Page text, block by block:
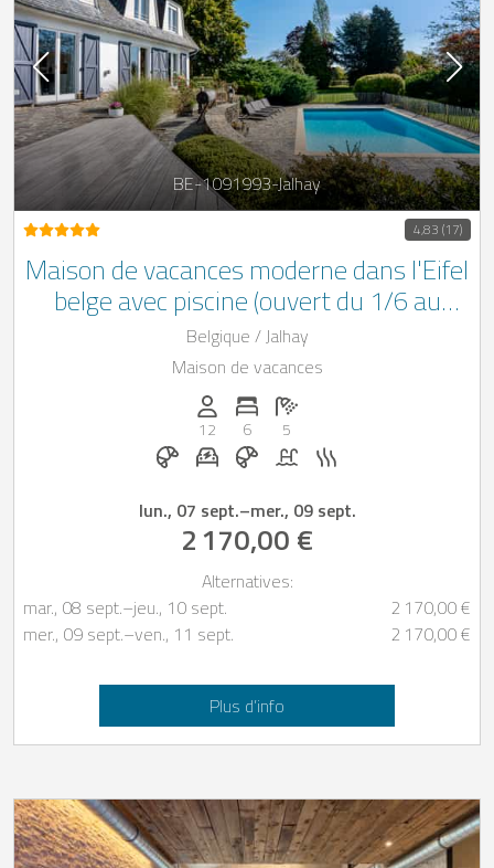
BE-1091993-Jalhay
4,83 (17)
Maison de vacances moderne dans l'Eifel
belge avec piscine (ouvert du 1/6 au
30/9) et sauna, pour 12 personnes
Belgique / Jalhay
Maison de vacances
Personnes (max): 12
12
Nombre de chambres: 6
6
Nombre de salles de bain: 5
5
Petit-déjeuner sur demande
Station de recharge pour voiture
Petit-déjeuner réservable chez
Piscine
lun., 07 sept.–mer., 09 sept.
2 170,00 €
Alternatives:
mar., 08 sept.–jeu., 10 sept.
2 170,00 €
mer., 09 sept.–ven., 11 sept. 2 170,00 €
Plus d’info